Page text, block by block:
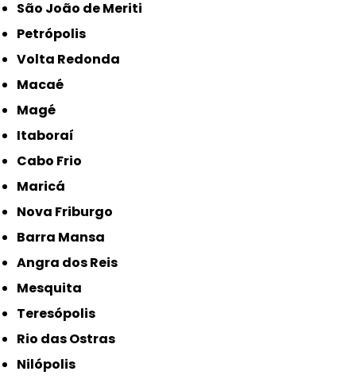
São João de Meriti
Petrópolis
Volta Redonda
Macaé
Magé
Itaboraí
Cabo Frio
Maricá
Nova Friburgo
Barra Mansa
Angra dos Reis
Mesquita
Teresópolis
Rio das Ostras
Nilópolis